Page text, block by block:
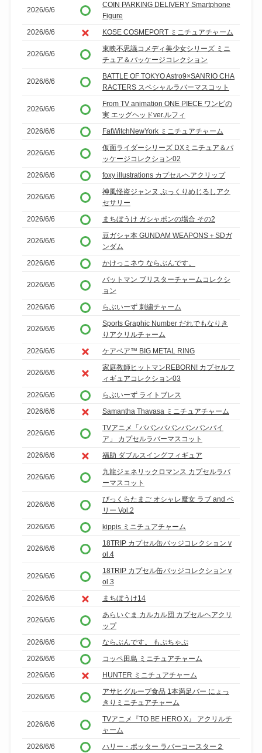
2026/6/6
COIN PARKING DELIVERY Smartphone
Figure
2026/6/6
KOSE COSMEPORT ミニチュアチャーム
2026/6/6
東映不思議コメディ美少女シリーズ ミニ
チュア＆パッケージコレクション
2026/6/6
BATTLE OF TOKYO Astro9×SANRIO CHA
RACTERS スペシャルラバーマスコット
2026/6/6
From TV animation ONE PIECE ワンピの
実 エッグヘッドver.ルフィ
2026/6/6
FatWitchNewYork ミニチュアチャーム
2026/6/6
仮面ライダーシリーズ DXミニチュア＆パ
ッケージコレクション02
2026/6/6
foxy illustrations カプセルヘアクリップ
2026/6/6
神風怪盗ジャンヌ ぷっくりめじるしアク
セサリー
2026/6/6
まちぼうけ ガシャポンの場合 その2
2026/6/6
豆ガシャ本 GUNDAM WEAPONS＋SDガ
ンダム
2026/6/6
かけっこネウ ならぶんです。
2026/6/6
バットマン ブリスターチャームコレクシ
ョン
2026/6/6
らぶいーず 刺繍チャーム
2026/6/6
Sports Graphic Number だれでもなりき
りアクリルチャーム
2026/6/6
ケアベア™ BIG METAL RING
2026/6/6
家庭教師ヒットマンREBORN! カプセルフ
ィギュアコレクション03
2026/6/6
らぶいーず ライトブレス
2026/6/6
Samantha Thavasa ミニチュアチャーム
2026/6/6
TVアニメ「ババンババンバンバンパイ
ア」 カプセルラバーマスコット
2026/6/6
福助 ダブルスイングフィギュア
2026/6/6
九龍ジェネリックロマンス カプセルラバ
ーマスコット
2026/6/6
びっくらたまご オシャレ魔女 ラブ and ベ
リー Vol.2
2026/6/6
kippis ミニチュアチャーム
2026/6/6
18TRIP カプセル缶バッジコレクション v
ol.4
2026/6/6
18TRIP カプセル缶バッジコレクション v
ol.3
2026/6/6
まちぼうけ14
2026/6/6
あらいぐま カルカル団 カプセルヘアクリ
ップ
2026/6/6
ならぶんです。 もぷちゃぷ
2026/6/6
コッペ田島 ミニチュアチャーム
2026/6/6
HUNTER ミニチュアチャーム
2026/6/6
アサヒグループ食品 1本満足バー にょっ
きりミニチュアチャーム
2026/6/6
TVアニメ『TO BE HERO X』 アクリルチ
ャーム
2026/6/6
ハリー・ポッター ラバーコースター２